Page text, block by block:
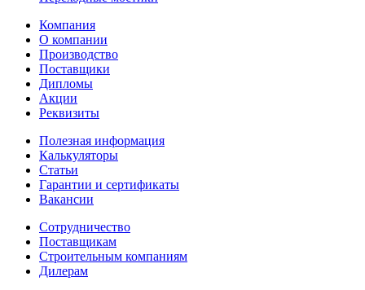
Компания
О компании
Производство
Поставщики
Дипломы
Акции
Реквизиты
Полезная информация
Калькуляторы
Статьи
Гарантии и сертификаты
Вакансии
Сотрудничество
Поставщикам
Строительным компаниям
Дилерам